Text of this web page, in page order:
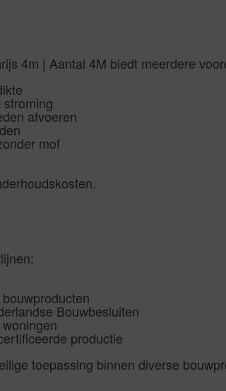
4m | Aantal 4M biedt meerdere
afvoeren
mof
Bouwbesluiten
productie
toepassing binnen diverse